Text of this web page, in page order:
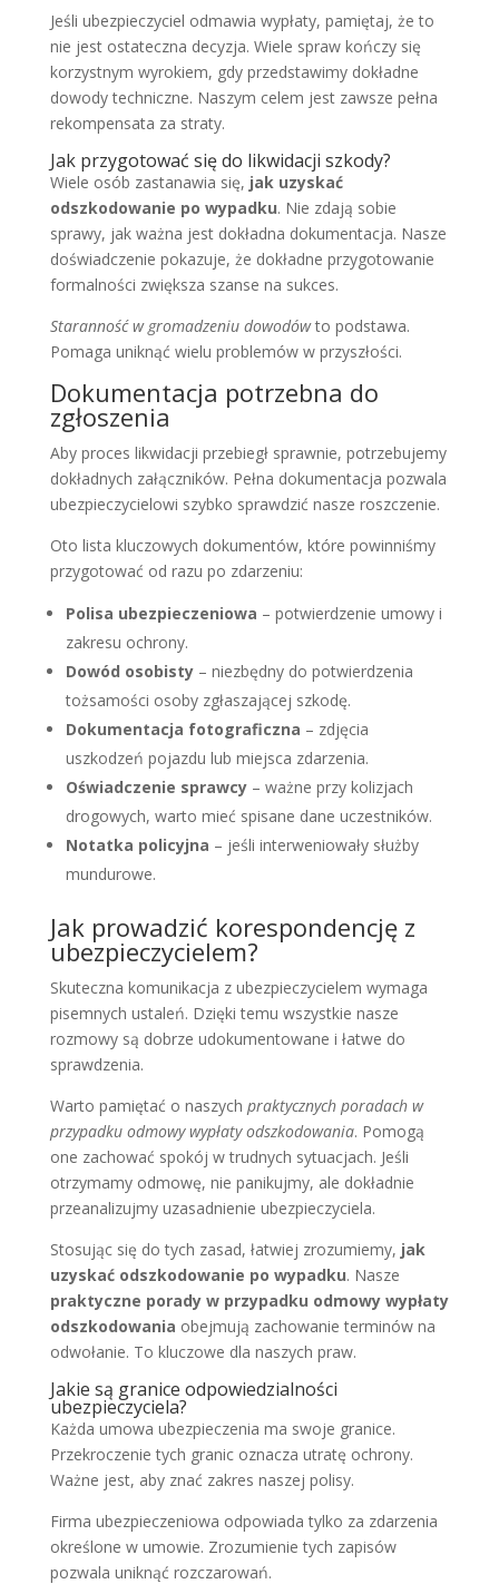
Jeśli ubezpieczyciel odmawia wypłaty, pamiętaj, że to
nie jest ostateczna decyzja. Wiele spraw kończy się
korzystnym wyrokiem, gdy przedstawimy dokładne
dowody techniczne. Naszym celem jest zawsze pełna
rekompensata za straty.
Jak przygotować się do likwidacji szkody?
Wiele osób zastanawia się, jak uzyskać
odszkodowanie po wypadku. Nie zdają sobie
sprawy, jak ważna jest dokładna dokumentacja. Nasze
doświadczenie pokazuje, że dokładne przygotowanie
formalności zwiększa szanse na sukces.
Staranność w gromadzeniu dowodówto podstawa.
Pomaga uniknąć wielu problemów w przyszłości.
Dokumentacja potrzebna do
zgłoszenia
Aby proces likwidacji przebiegł sprawnie, potrzebujemy
dokładnych załączników. Pełna dokumentacja pozwala
ubezpieczycielowi szybko sprawdzić nasze roszczenie.
Oto lista kluczowych dokumentów, które powinniśmy
przygotować od razu po zdarzeniu:
Polisa ubezpieczeniowa – potwierdzenie umowy i
zakresu ochrony.
Dowód osobisty– niezbędny do potwierdzenia
tożsamości osoby zgłaszającej szkodę.
Dokumentacja fotograficzna – zdjęcia
uszkodzeń pojazdu lub miejsca zdarzenia.
Oświadczenie sprawcy– ważne przy kolizjach
drogowych, warto mieć spisane dane uczestników.
Notatka policyjna – jeśli interweniowały służby
mundurowe.
Jak prowadzić korespondencję z
ubezpieczycielem?
Skuteczna komunikacja z ubezpieczycielem wymaga
pisemnych ustaleń. Dzięki temu wszystkie nasze
rozmowy są dobrze udokumentowane i łatwe do
sprawdzenia.
Warto pamiętać o naszych praktycznych poradach w
przypadku odmowy wypłaty odszkodowania. Pomogą
one zachować spokój w trudnych sytuacjach. Jeśli
otrzymamy odmowę, nie panikujmy, ale dokładnie
przeanalizujmy uzasadnienie ubezpieczyciela.
Stosując się do tych zasad, łatwiej zrozumiemy, jak
uzyskać odszkodowanie po wypadku. Nasze
praktyczne porady w przypadku odmowy wypłaty
odszkodowania obejmują zachowanie terminów na
odwołanie. To kluczowe dla naszych praw.
Jakie są granice odpowiedzialności
ubezpieczyciela?
Każda umowa ubezpieczenia ma swoje granice.
Przekroczenie tych granic oznacza utratę ochrony.
Ważne jest, aby znać zakres naszej polisy.
Firma ubezpieczeniowa odpowiada tylko za zdarzenia
określone w umowie. Zrozumienie tych zapisów
pozwala uniknąć rozczarowań.